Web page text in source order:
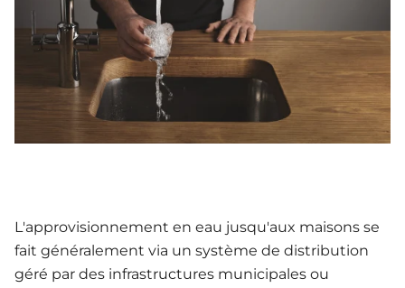
L'approvisionnement en eau jusqu'aux maisons se
fait généralement via un système de distribution
géré par des infrastructures municipales ou